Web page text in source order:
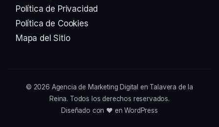
Política de Privacidad
Política de Cookies
Mapa del Sitio
© 2026 Agencia de Marketing Digital en Talavera de la
Reina. Todos los derechos reservados.
Diseñado con ❤️ en WordPress